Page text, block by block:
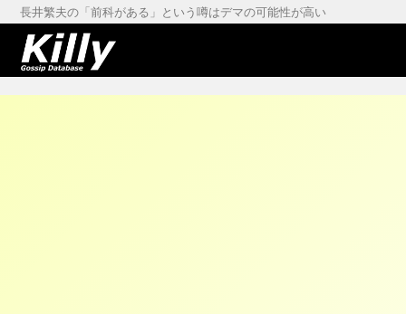
長井繁夫の「前科がある」という噂はデマの可能性が高い